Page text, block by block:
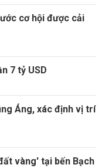
cơ hội được cải
7 tỷ USD
Áng, xác định vị trí
vàng' tại bến Bạch